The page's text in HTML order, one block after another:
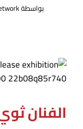
بواسطة
الفنان